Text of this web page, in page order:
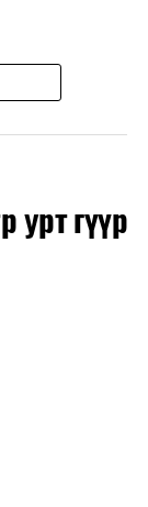
үйлчилгээг
бүртгэл,
урт гүүр